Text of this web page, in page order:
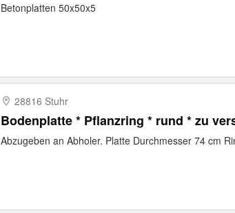
Betonplatten 50x50x5
28816 Stuhr
Bodenplatte * Pflanzring * rund * zu
Abzugeben an Abholer. Platte Durchmesser 74 cm